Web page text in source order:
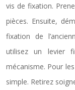
vis de fixation.
pièces. Ensuite,
fixation de
utilisez un levier
mécanisme. Pour
simple. Retirez